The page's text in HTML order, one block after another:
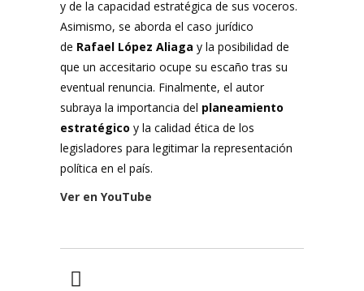
y de la capacidad estratégica de sus voceros.
Asimismo, se aborda el caso jurídico
de Rafael López Aliaga y la posibilidad de
que un accesitario ocupe su escaño tras su
eventual renuncia. Finalmente, el autor
subraya la importancia del planeamiento
estratégico y la calidad ética de los
legisladores para legitimar la representación
política en el país.
Ver en YouTube